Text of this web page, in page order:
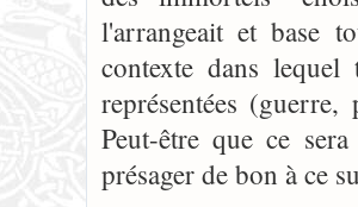
l'arrangeait et base
contexte dans
représentées
Peut-être que ce
présager de bon à ce